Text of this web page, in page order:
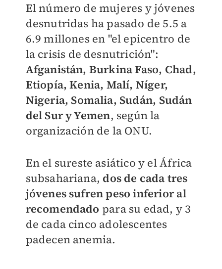
El número de mujeres y jóvenes
desnutridas ha pasado de 5.5 a
6.9 millones en "el epicentro de
la crisis de desnutrición":
Afganistán, Burkina Faso, Chad,
Etiopía, Kenia, Malí, Níger,
Nigeria, Somalia, Sudán, Sudán
del Sur y Yemen, según la
organización de la ONU.
En el sureste asiático y el África
subsahariana, dos de cada tres
jóvenes sufren peso inferior al
recomendado para su edad, y 3
de cada cinco adolescentes
padecen anemia.